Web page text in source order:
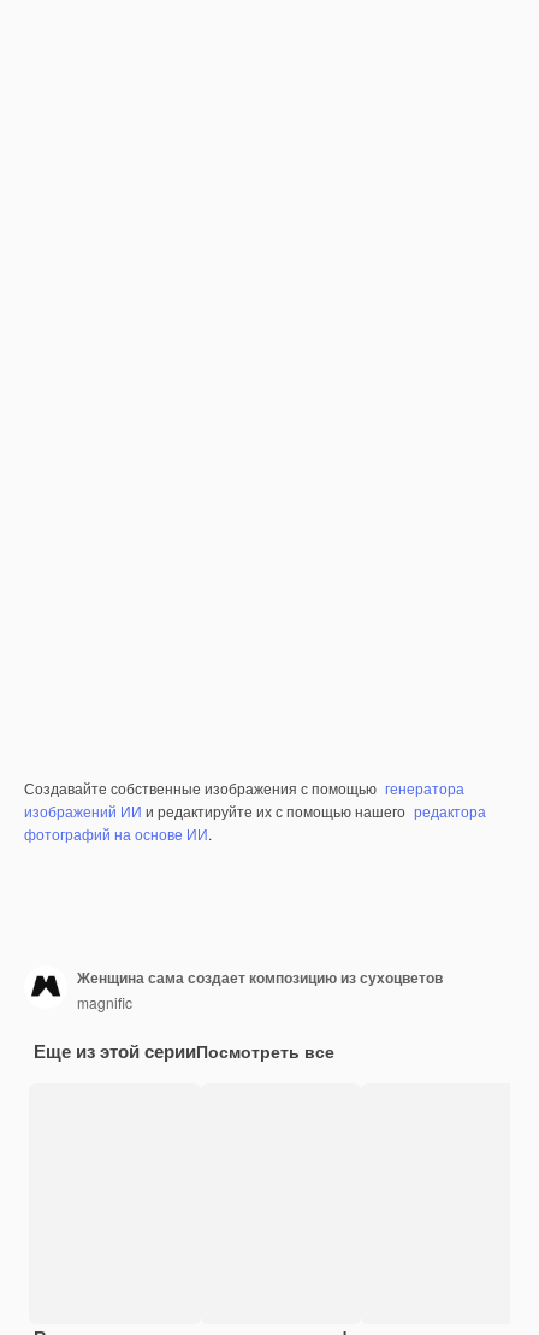
Создавайте собственные изображения с помощью генератора
изображений ИИ и редактируйте их с помощью нашего редактора
фотографий на основе ИИ.
Женщина сама создает композицию из сухоцветов
magnific
Еще из этой серииПосмотреть все